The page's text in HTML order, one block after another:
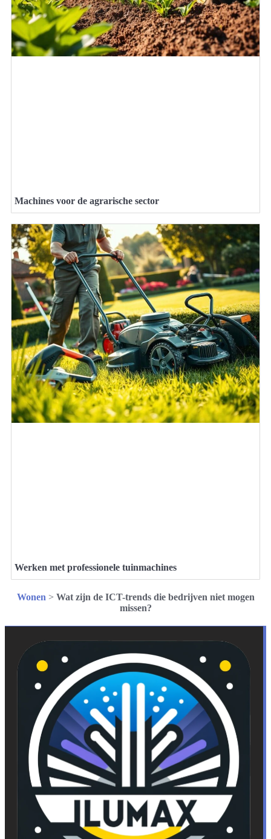
Machines voor de agrarische sector
Werken met professionele tuinmachines
Wonen > Wat zijn de ICT-trends die bedrijven niet mogen
missen?